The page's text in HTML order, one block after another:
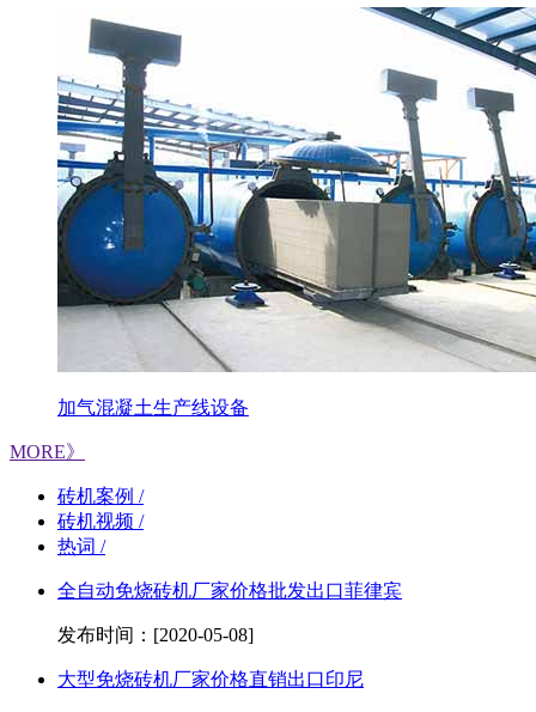
加气混凝土生产线设备
MORE》
砖机案例 /
砖机视频 /
热词 /
全自动免烧砖机厂家价格批发出口菲律宾
发布时间：[2020-05-08]
大型免烧砖机厂家价格直销出口印尼